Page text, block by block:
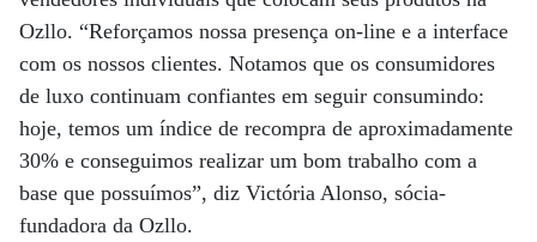
Ozllo. “Reforçamos nossa presença on-line e a interface
com os nossos clientes. Notamos que os consumidores
de luxo continuam confiantes em seguir consumindo:
hoje, temos um índice de recompra de aproximadamente
30% e conseguimos realizar um bom trabalho com a
base que possuímos”, diz Victória Alonso, sócia-
fundadora da Ozllo.